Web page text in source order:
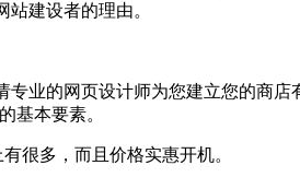
建设者的理由。
的网页设计师为您建立您的商店
基本要素。
很多，而且价格实惠开机。